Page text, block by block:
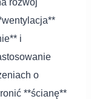
rozwój
i
o
**ścianę**